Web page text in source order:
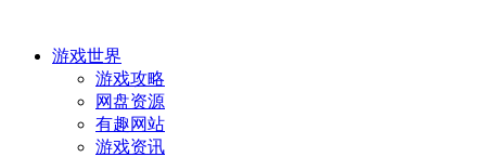
游戏世界
游戏攻略
网盘资源
有趣网站
游戏资讯